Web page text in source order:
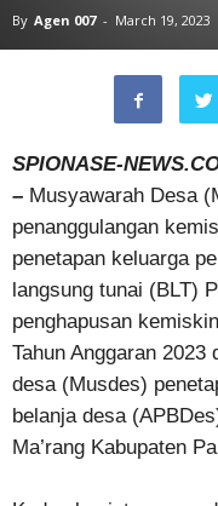
By Agen 007 - March 19, 2023
SPIONASE-
– Musyawarah Desa
penanggulangan
penetapan keluarga
langsung tunai (BLT)
penghapusan
Tahun Anggaran
desa (Musdes)
belanja desa
Ma’rang Kabupaten